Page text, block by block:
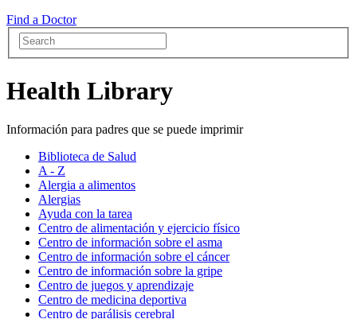
Find a Doctor
Health Library
Información para padres que se puede imprimir
Biblioteca de Salud
A - Z
Alergia a alimentos
Alergias
Ayuda con la tarea
Centro de alimentación y ejercicio físico
Centro de información sobre el asma
Centro de información sobre el cáncer
Centro de información sobre la gripe
Centro de juegos y aprendizaje
Centro de medicina deportiva
Centro de parálisis cerebral